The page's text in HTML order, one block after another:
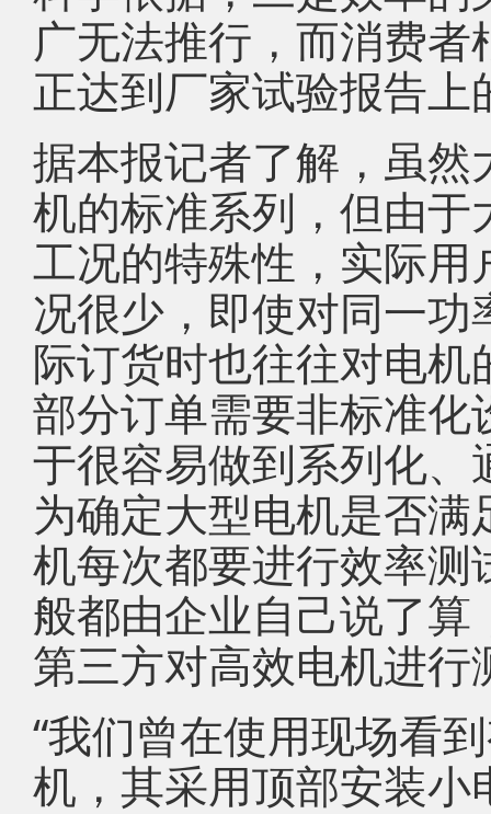
广无法推行，而消费
正达到厂家试验报告上
据本报记者了解，虽
机的标准系列，但由
工况的特殊性，实际
况很少，即使对同一
际订货时也往往对电
部分订单需要非标准
于很容易做到系列化
为确定大型电机是否
机每次都要进行效率
般都由企业自己说了
第三方对高效电机进行
“我们曾在使用现场看
机，其采用顶部安装